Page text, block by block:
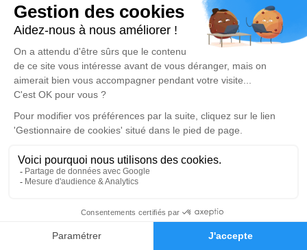
Faire-part Hommages
anecdote ou exprimer vos pensées à travers des
poèmes ou des textes. Cet endroit est un lieu
d'expression dédié à honorer la mémoire de Marie-
Claude LAFORGE.
Cérémonie religieuse
mardi 06 décembre 2022 à 13h15
Crématorium de Montussan
La Loubère
Je rends hommage